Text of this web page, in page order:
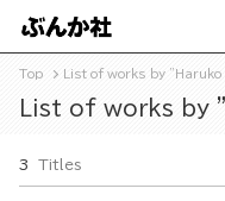
Top List of works by "Haruko
List of works by
Titles
3